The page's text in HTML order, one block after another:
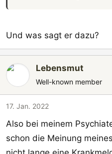
Und was sagt er dazu?
Lebensmut
Well-known member
17. Jan. 2022
Also bei meinem
schon die Meinung